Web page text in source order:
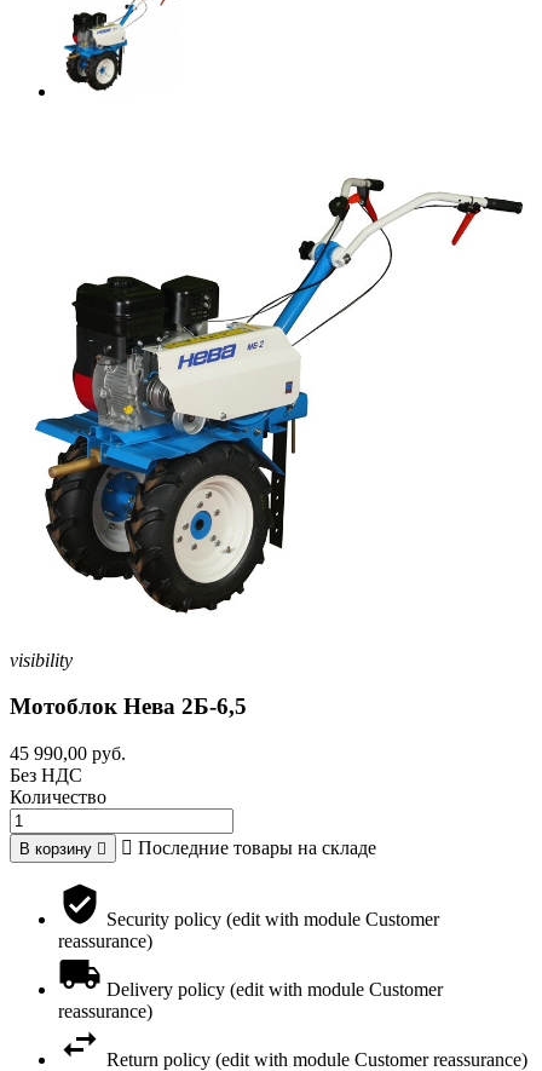
visibility
Мотоблок Нева 2Б-6,5
45 990,00 руб.
Без НДС
Количество
В корзину   Последние товары на складе
Security policy (edit with module Customer
reassurance)
Delivery policy (edit with module Customer
reassurance)
Return policy (edit with module Customer reassurance)